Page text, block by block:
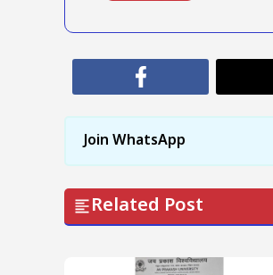
Join WhatsApp
Related Post